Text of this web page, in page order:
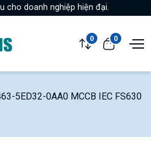
cho doanh nghiệp hiện đại.
0 0
5ED32-0AA0 MCCB IEC FS630